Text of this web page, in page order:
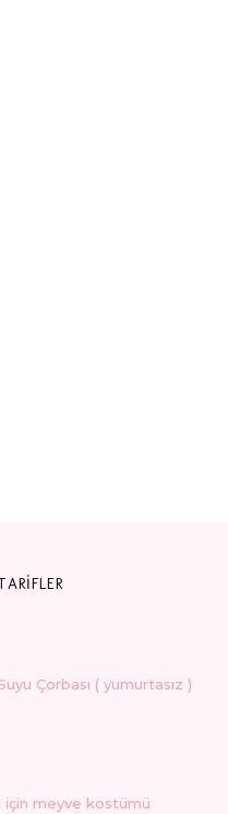
Çorbası ( yumurtasız )
için meyve kostümü